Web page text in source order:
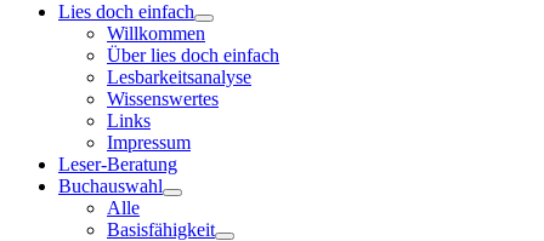
Lies doch einfach
Willkommen
Über lies doch einfach
Lesbarkeitsanalyse
Wissenswertes
Links
Impressum
Leser-Beratung
Buchauswahl
Alle
Basisfähigkeit